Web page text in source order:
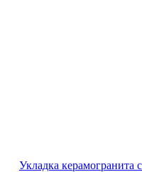
Укладка керамогранита